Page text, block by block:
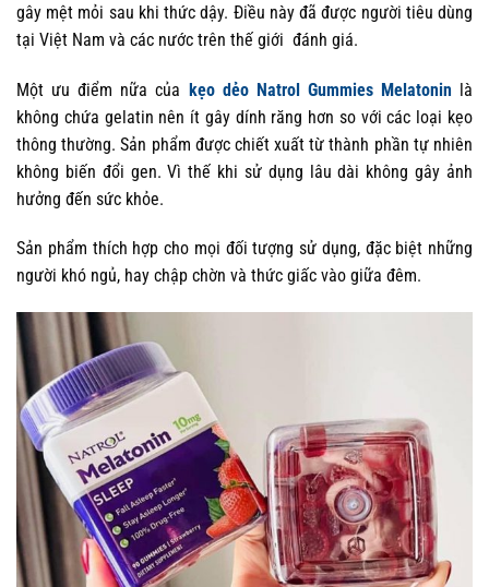
gây mệt mỏi sau khi thức dậy. Điều này đã được người tiêu dùng
tại Việt Nam và các nước trên thế giới đánh giá.
Một ưu điểm nữa của kẹo dẻo Natrol Gummies Melatonin là
không chứa gelatin nên ít gây dính răng hơn so với các loại kẹo
thông thường. Sản phẩm được chiết xuất từ thành phần tự nhiên
không biến đổi gen. Vì thế khi sử dụng lâu dài không gây ảnh
hưởng đến sức khỏe.
Sản phẩm thích hợp cho mọi đối tượng sử dụng, đặc biệt những
người khó ngủ, hay chập chờn và thức giấc vào giữa đêm.